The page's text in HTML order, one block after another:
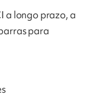
a longo prazo, a
para